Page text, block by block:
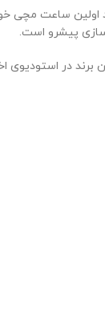
پیشرو است.
در استودیوی